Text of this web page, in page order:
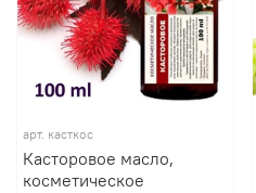
арт. касткос
Касторовое масло,
косметическое